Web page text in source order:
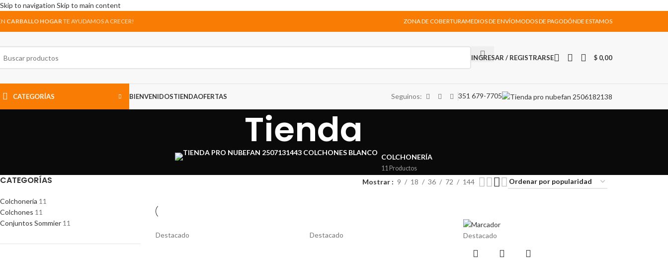
Skip to navigation Skip to main content
CARBALLO HOGARTE AYUDAMOS A CRECER! ZONA DE COBERTURAMEDIOS DE ENVÍOMODOS DE PAGODÓNDE ESTAMOS
INGRESAR / REGISTRARSE $ 0,00
CATEGORÍAS BIENVENIDOSTIENDAOFERTAS Seguinos: 351 679-7705
Tienda
COLCHONERÍA
11 Productos
CATEGORÍAS
Colchonería 11
Colchones 11
Conjuntos Sommier 11
Mostrar 9 18 36 72 144
Destacado Destacado Destacado